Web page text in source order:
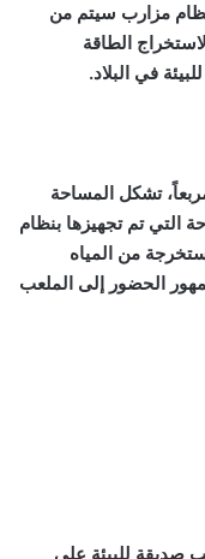
نظام مزارب سيتم من
الطاقة
في البلاد.
بني على مساحة 130 متراً مربعاً، تشكل المساحة
التي تم تجهيزها بنظام
من المياه
الحضور إلى الملعب
صديقة للبيئة على